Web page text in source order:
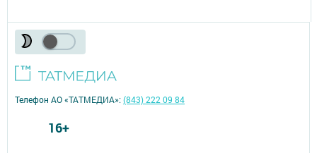
Телефон АО «ТАТМЕДИА»:(843) 222 09 84
16+